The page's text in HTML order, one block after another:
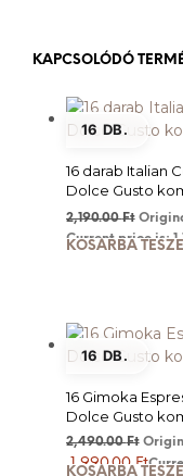
KAPCSOLÓDÓ
16 DB.
16 darab Italian
Dolce Gusto
2,190.00Ft
Current price is:
KOSÁRBA
16 DB.
16 Gimoka
Dolce Gusto
2,490.00Ft
1,990.00Ft
KOSÁRBA